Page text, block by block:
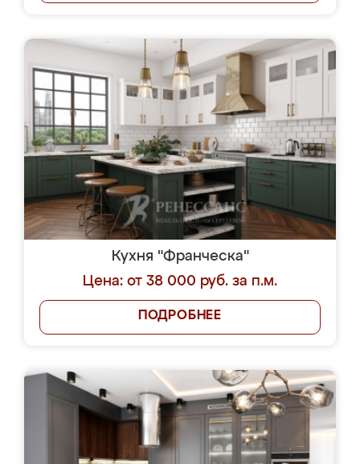
Кухня "Франческа"
Цена: от 38 000 руб. за п.м.
ПОДРОБНЕЕ